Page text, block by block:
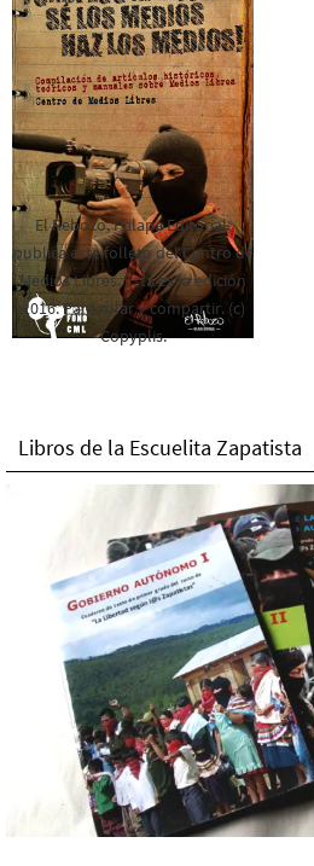
El Rebozo, Palapa Editorial,
publica este folleto del Centro de
Medios Libres. Esta es la edición
2016. Para rolar y compartir. (c)
Copyplis.
Libros de la Escuelita Zapatista